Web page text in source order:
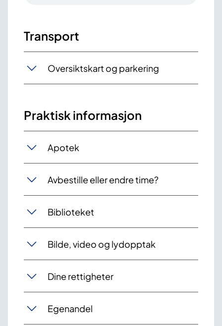
Transport
Oversiktskart og parkering
Praktisk informasjon
Apotek
Avbestille eller endre time?
Biblioteket
Bilde, video og lydopptak
Dine rettigheter
Egenandel